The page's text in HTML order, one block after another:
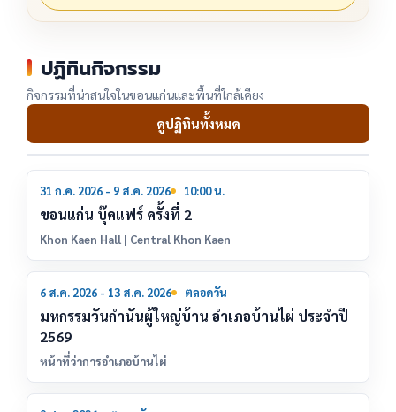
ปฏิทินกิจกรรม
กิจกรรมที่น่าสนใจในขอนแก่นและพื้นที่ใกล้เคียง
ดูปฏิทินทั้งหมด
31
ก.ค.
31 ก.ค. 2026 - 9 ส.ค. 2026 10:00 น.
ขอนแก่น บุ๊คแฟร์ ครั้งที่ 2
Khon Kaen Hall | Central Khon Kaen
6
ส.ค.
6 ส.ค. 2026 - 13 ส.ค. 2026 ตลอดวัน
มหกรรมวันกำนันผู้ใหญ่บ้าน อำเภอบ้านไผ่ ประจำปี
2569
หน้าที่ว่าการอำเภอบ้านไผ่